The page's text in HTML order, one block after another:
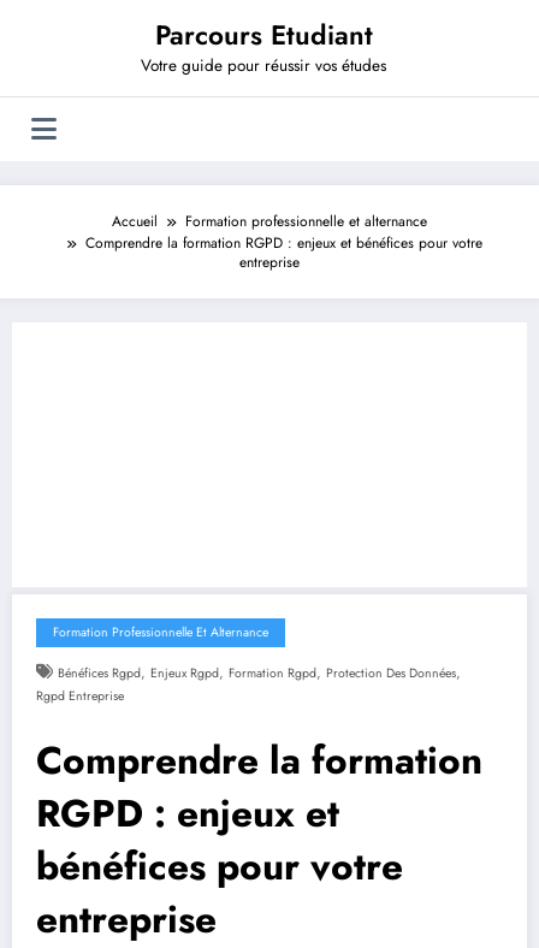
Parcours Etudiant
Votre guide pour réussir vos études
Accueil
Formation professionnelle et alternance
Comprendre la formation RGPD : enjeux et bénéfices pour votre
entreprise
Formation Professionnelle Et Alternance
Bénéfices Rgpd, Enjeux Rgpd, Formation Rgpd, Protection Des Données,
Rgpd Entreprise
Comprendre la formation
RGPD : enjeux et
bénéfices pour votre
entreprise